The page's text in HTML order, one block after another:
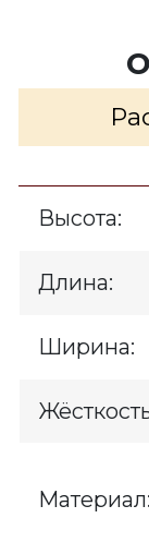
Высота:
Длина:
Ширина:
Материал: